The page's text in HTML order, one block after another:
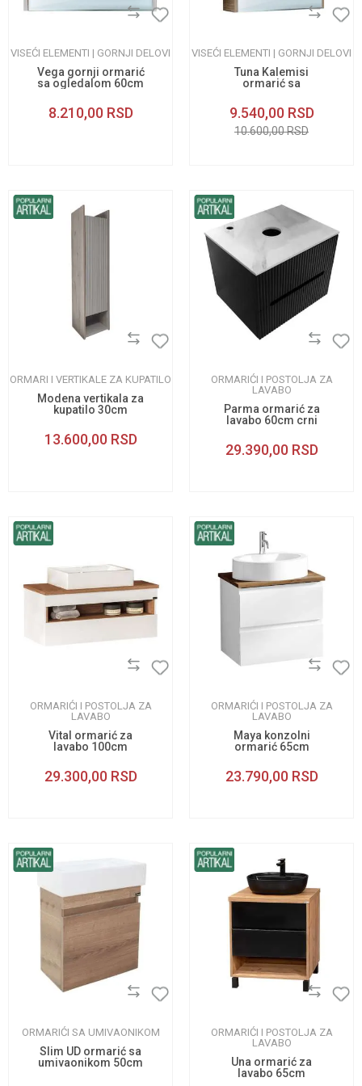
VISEĆI ELEMENTI | GORNJI DELOVI
Vega gornji ormarić
sa ogledalom 60cm
8.210,00 RSD
VISEĆI ELEMENTI | GORNJI DELOVI
Tuna Kalemisi
ormarić sa
9.540,00 RSD
10.600,00RSD
ORMARI I VERTIKALE ZA KUPATILO
Modena vertikala za
kupatilo 30cm
13.600,00 RSD
ORMARIĆI I POSTOLJA ZA
LAVABO
Parma ormarić za
lavabo 60cm crni
29.390,00 RSD
ORMARIĆI I POSTOLJA ZA
LAVABO
Vital ormarić za
lavabo 100cm
29.300,00 RSD
ORMARIĆI I POSTOLJA ZA
LAVABO
Maya konzolni
ormarić 65cm
23.790,00 RSD
ORMARIĆI SA UMIVAONIKOM
Slim UD ormarić sa
umivaonikom 50cm
ORMARIĆI I POSTOLJA ZA
LAVABO
Una ormarić za
lavabo 65cm